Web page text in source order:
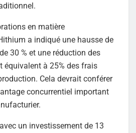
en matière
a indiqué une hausse de
30 % et une réduction des
équivalent à 25% des frais
Cela devrait conférer
concurrentiel important
un investissement de 13